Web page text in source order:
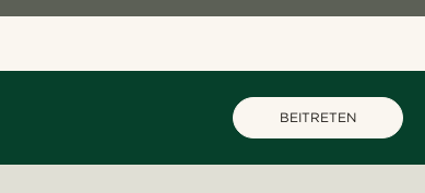
BEITRETEN